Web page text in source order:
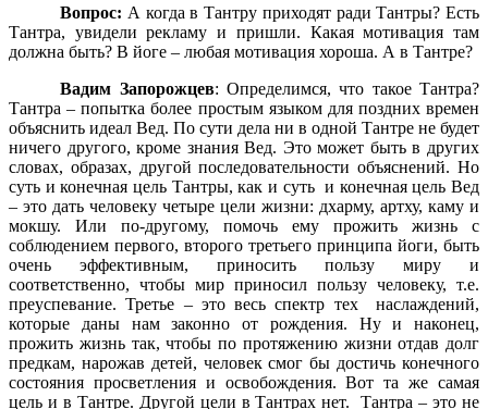
Вопрос: А когда в Тантру приходят ради Тантры? Есть
Тантра, увидели рекламу и пришли. Какая мотивация там
должна быть? В йоге – любая мотивация хороша. А в Тантре?
Вадим Запорожцев: Определимся, что такое Тантра?
Тантра – попытка более простым языком для поздних времен
объяснить идеал Вед. По сути дела ни в одной Тантре не будет
ничего другого, кроме знания Вед. Это может быть в других
словах, образах, другой последовательности объяснений. Но
суть и конечная цель Тантры, как и суть и конечная цель Вед
– это дать человеку четыре цели жизни: дхарму, артху, каму и
мокшу. Или по-другому, помочь ему прожить жизнь с
соблюдением первого, второго третьего принципа йоги, быть
очень эффективным, приносить пользу миру и
соответственно, чтобы мир приносил пользу человеку, т.е.
преуспевание. Третье – это весь спектр тех
наслаждений,
которые даны нам законно от рождения. Ну и наконец,
прожить жизнь так, чтобы по протяжению жизни отдав долг
предкам, нарожав детей, человек смог бы достичь конечного
состояния просветления и освобождения. Вот та же самая
цель и в Тантре. Другой цели в Тантрах нет.
Тантра – это не